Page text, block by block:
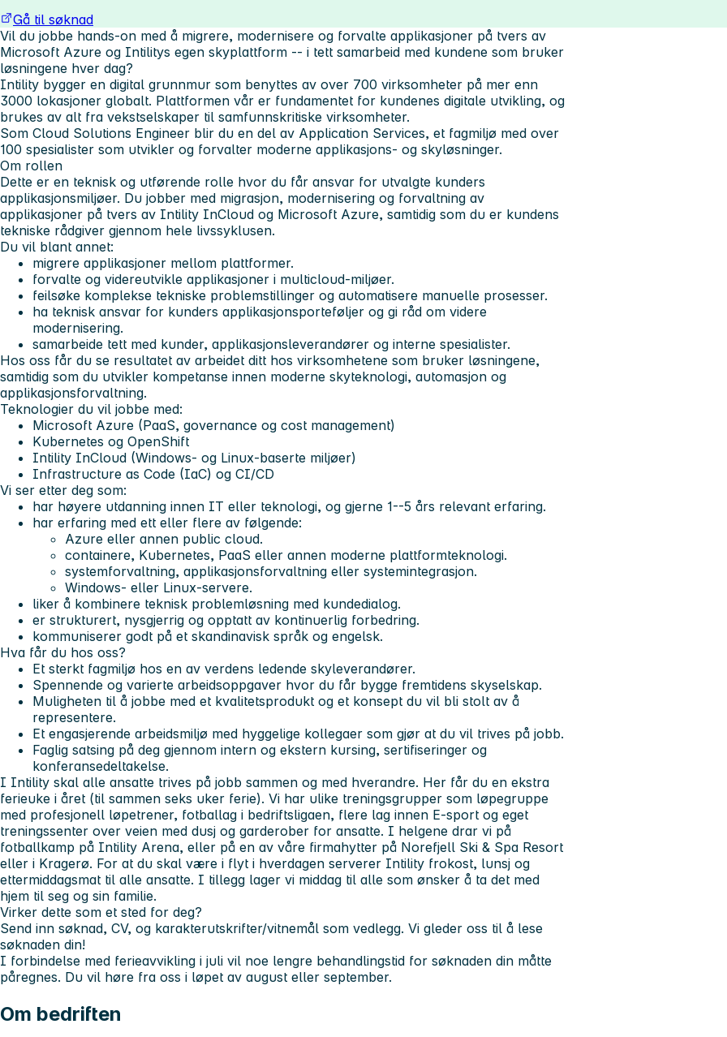
Gå til søknad
Vil du jobbe hands-on med å migrere, modernisere og forvalte applikasjoner på tvers av
Microsoft Azure og Intilitys egen skyplattform -- i tett samarbeid med kundene som bruker
løsningene hver dag?
Intility bygger en digital grunnmur som benyttes av over 700 virksomheter på mer enn
3000 lokasjoner globalt. Plattformen vår er fundamentet for kundenes digitale utvikling, og
brukes av alt fra vekstselskaper til samfunnskritiske virksomheter.
Som Cloud Solutions Engineer blir du en del av Application Services, et fagmiljø med over
100 spesialister som utvikler og forvalter moderne applikasjons- og skyløsninger.
Om rollen
Dette er en teknisk og utførende rolle hvor du får ansvar for utvalgte kunders
applikasjonsmiljøer. Du jobber med migrasjon, modernisering og forvaltning av
applikasjoner på tvers av Intility InCloud og Microsoft Azure, samtidig som du er kundens
tekniske rådgiver gjennom hele livssyklusen.
Du vil blant annet:
migrere applikasjoner mellom plattformer.
forvalte og videreutvikle applikasjoner i multicloud-miljøer.
feilsøke komplekse tekniske problemstillinger og automatisere manuelle prosesser.
ha teknisk ansvar for kunders applikasjonsporteføljer og gi råd om videre
modernisering.
samarbeide tett med kunder, applikasjonsleverandører og interne spesialister.
Hos oss får du se resultatet av arbeidet ditt hos virksomhetene som bruker løsningene,
samtidig som du utvikler kompetanse innen moderne skyteknologi, automasjon og
applikasjonsforvaltning.
Teknologier du vil jobbe med:
Microsoft Azure (PaaS, governance og cost management)
Kubernetes og OpenShift
Intility InCloud (Windows- og Linux-baserte miljøer)
Infrastructure as Code (IaC) og CI/CD
Vi ser etter deg som:
har høyere utdanning innen IT eller teknologi, og gjerne 1--5 års relevant erfaring.
har erfaring med ett eller flere av følgende:
Azure eller annen public cloud.
containere, Kubernetes, PaaS eller annen moderne plattformteknologi.
systemforvaltning, applikasjonsforvaltning eller systemintegrasjon.
Windows- eller Linux-servere.
liker å kombinere teknisk problemløsning med kundedialog.
er strukturert, nysgjerrig og opptatt av kontinuerlig forbedring.
kommuniserer godt på et skandinavisk språk og engelsk.
Hva får du hos oss?
Et sterkt fagmiljø hos en av verdens ledende skyleverandører.
Spennende og varierte arbeidsoppgaver hvor du får bygge fremtidens skyselskap.
Muligheten til å jobbe med et kvalitetsprodukt og et konsept du vil bli stolt av å
representere.
Et engasjerende arbeidsmiljø med hyggelige kollegaer som gjør at du vil trives på jobb.
Faglig satsing på deg gjennom intern og ekstern kursing, sertifiseringer og
konferansedeltakelse.
I Intility skal alle ansatte trives på jobb sammen og med hverandre. Her får du en ekstra
ferieuke i året (til sammen seks uker ferie). Vi har ulike treningsgrupper som løpegruppe
med profesjonell løpetrener, fotballag i bedriftsligaen, flere lag innen E-sport og eget
treningssenter over veien med dusj og garderober for ansatte. I helgene drar vi på
fotballkamp på Intility Arena, eller på en av våre firmahytter på Norefjell Ski & Spa Resort
eller i Kragerø. For at du skal være i flyt i hverdagen serverer Intility frokost, lunsj og
ettermiddagsmat til alle ansatte. I tillegg lager vi middag til alle som ønsker å ta det med
hjem til seg og sin familie.
Virker dette som et sted for deg?
Send inn søknad, CV, og karakterutskrifter/vitnemål som vedlegg. Vi gleder oss til å lese
søknaden din!
I forbindelse med ferieavvikling i juli vil noe lengre behandlingstid for søknaden din måtte
påregnes. Du vil høre fra oss i løpet av august eller september.
Om bedriften